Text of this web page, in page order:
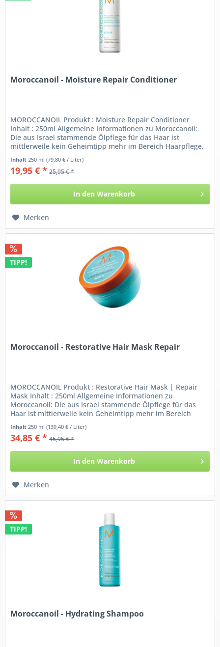
Moroccanoil - Moisture Repair Conditioner
MOROCCANOIL Produkt : Moisture Repair Conditioner
Inhalt : 250ml Allgemeine Informationen zu Moroccanoil:
Die aus Israel stammende Ölpflege für das Haar ist
mittlerweile kein Geheimtipp mehr im Bereich Haarpflege.
Inhalt 250 ml(79,80 € / Liter)
19,95 € * 25,95 € *
In den Warenkorb
Merken
TIPP!
Moroccanoil - Restorative Hair Mask Repair
MOROCCANOIL Produkt : Restorative Hair Mask | Repair
Mask Inhalt : 250ml Allgemeine Informationen zu
Moroccanoil: Die aus Israel stammende Ölpflege für das
Haar ist mittlerweile kein Geheimtipp mehr im Bereich
Inhalt 250 ml(139,40 € / Liter)
34,85 € * 45,95 € *
In den Warenkorb
Merken
TIPP!
Moroccanoil - Hydrating Shampoo